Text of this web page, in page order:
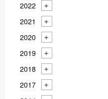
2022
2021
2020
2019
2018
2017